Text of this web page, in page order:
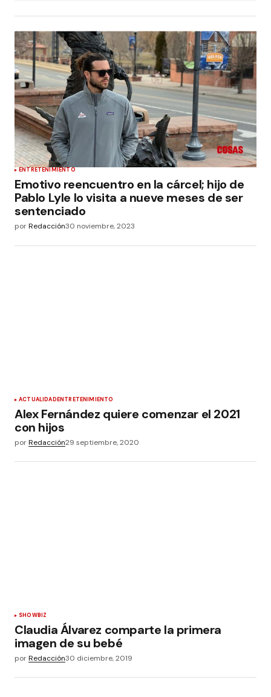
ENTRETENIMIENTO
Emotivo reencuentro en la cárcel; hijo de
Pablo Lyle lo visita a nueve meses de ser
sentenciado
porRedacción30 noviembre, 2023
ACTUALIDADENTRETENIMIENTO
Alex Fernández quiere comenzar el 2021
con hijos
porRedacción29 septiembre, 2020
SHOWBIZ
Claudia Álvarez comparte la primera
imagen de su bebé
porRedacción30 diciembre, 2019